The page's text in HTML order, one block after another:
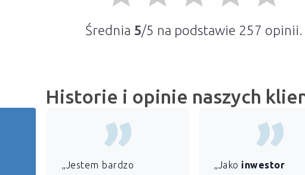
Średnia 5/5 na podstawie 257 opinii.
Historie i opinie naszych
„Jestem bardzo
„Jako inwestor